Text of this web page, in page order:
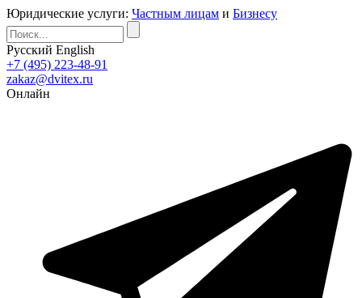
Юридические услуги: Частным лицам и Бизнесу
Русский English
+7 (495) 223-48-91
zakaz@dvitex.ru
Онлайн